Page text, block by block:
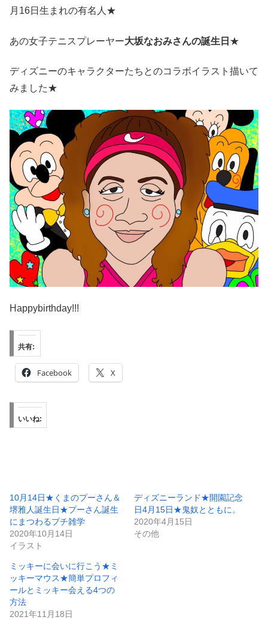
月16日生まれの有名人★
あの女子テニスプレーヤー大坂なおみさんの誕生日 ★
ディズニーのキャラクターたちとのコラボイラスト描いて
みました★
Happybirthday!!!
共有:
Facebook X
いいね:
10月14日★くまのプーさん＆
堺雅人誕生日★プーさん誕生
にまつわるプチ雑学
2020年10月14日
イラスト
ディズニーランド★開園記念
日4月15日★鬼奴とともに。
2020年4月15日
その他
ミッキーに会いに行こう★ミ
ッキーマウス★簡単プロフィ
ールとミッキー会える4つの
方法
2021年11月18日